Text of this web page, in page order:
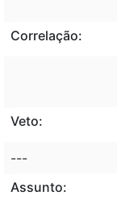
Correlação:
Veto:
---
Assunto: